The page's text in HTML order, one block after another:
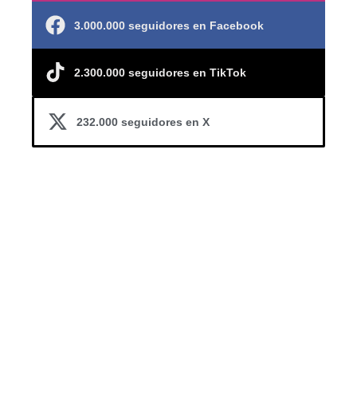
3.000.000 seguidores en Facebook
2.300.000 seguidores en TikTok
232.000 seguidores en X